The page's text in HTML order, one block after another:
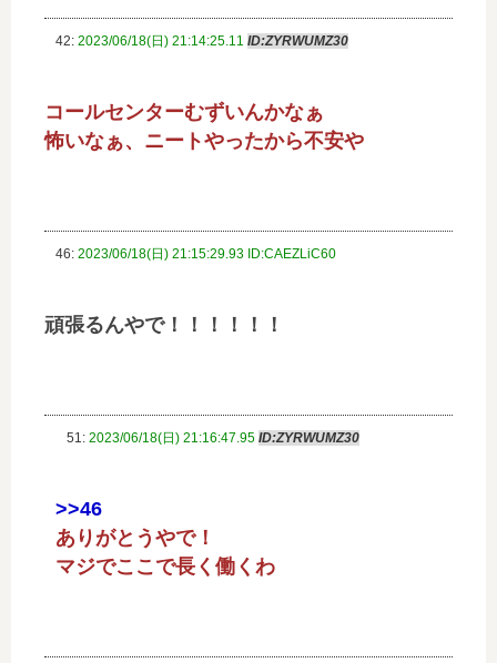
42: 2023/06/18(日) 21:14:25.11 ID:ZYRWUMZ30
コールセンターむずいんかなぁ
怖いなぁ、ニートやったから不安や
46: 2023/06/18(日) 21:15:29.93 ID:CAEZLiC60
頑張るんやで！！！！！！
51: 2023/06/18(日) 21:16:47.95 ID:ZYRWUMZ30
>>46
ありがとうやで！
マジでここで長く働くわ